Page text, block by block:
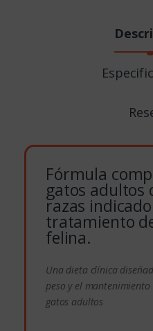
Fórmula
gatos adultos
razas
tratamiento
felina.
Una dieta clínica
peso y el
gatos adultos